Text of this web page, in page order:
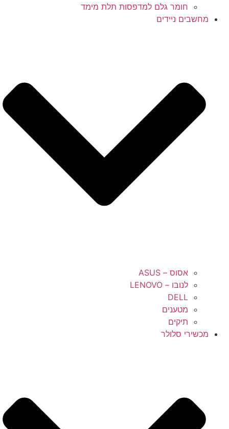
חומר גלם למדפסות תלת מימד
מחשבים ניידים
אסוס – ASUS
לנובו – LENOVO
DELL
מטענים
תיקים
מכשירי סלולר